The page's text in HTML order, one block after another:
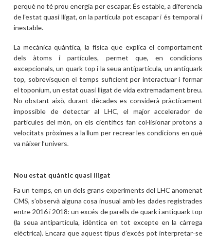
perquè no té prou energia per escapar. És estable, a diferencia
de l’estat quasi lligat, on la partícula pot escapar i és temporal i
inestable.
La mecànica quàntica, la física que explica el comportament
dels àtoms i partícules, permet que, en condicions
excepcionals, un quark top i la seua antipartícula, un antiquark
top, sobrevisquen el temps suficient per interactuar i formar
el toponium, un estat quasi lligat de vida extremadament breu.
No obstant això, durant dècades es considerà pràcticament
impossible de detectar al LHC, el major accelerador de
partícules del món, on els científics fan col·lisionar protons a
velocitats pròximes a la llum per recrear les condicions en què
va nàixer l’univers.
Nou estat quàntic quasi lligat
Fa un temps, en un dels grans experiments del LHC anomenat
CMS, s’observà alguna cosa inusual amb les dades registrades
entre 2016 i 2018: un excés de parells de quark i antiquark top
(la seua antipartícula, idèntica en tot excepte en la càrrega
elèctrica). Encara que aquest tipus d’excés pot interpretar‑se